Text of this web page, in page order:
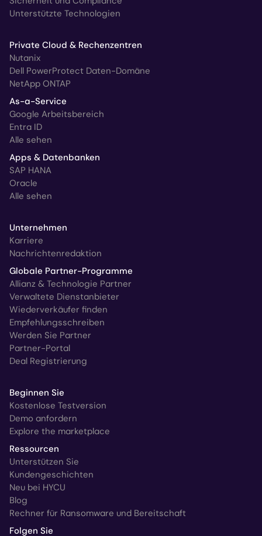
Unterstützte Technologien
Private Cloud & Rechenzentren
Nutanix
Dell PowerProtect Daten-Domäne
NetApp ONTAP
As-a-Service
Google Arbeitsbereich
Entra ID
Alle sehen
Apps & Datenbanken
SAP HANA
Oracle
Alle sehen
Unternehmen
Karriere
Nachrichtenredaktion
Globale Partner-Programme
Allianz & Technologie Partner
Verwaltete Dienstanbieter
Wiederverkäufer finden
Empfehlungsschreiben
Werden Sie Partner
Partner-Portal
Deal Registrierung
Beginnen Sie
Kostenlose Testversion
Demo anfordern
Explore the marketplace
Ressourcen
Unterstützen Sie
Kundengeschichten
Neu bei HYCU
Blog
Rechner für Ransomware und Bereitschaft
Folgen Sie